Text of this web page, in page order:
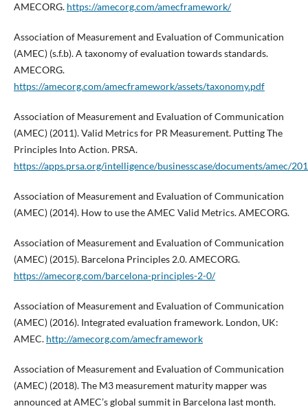
AMECORG. https://amecorg.com/amecframework/
Association of Measurement and Evaluation of Communication
(AMEC) (s.f.b). A taxonomy of evaluation towards standards.
AMECORG.
https://amecorg.com/amecframework/assets/taxonomy.pdf
Association of Measurement and Evaluation of Communication
(AMEC) (2011). Valid Metrics for PR Measurement. Putting The
Principles Into Action. PRSA.
https://apps.prsa.org/intelligence/businesscase/documents/amec/
Association of Measurement and Evaluation of Communication
(AMEC) (2014). How to use the AMEC Valid Metrics. AMECORG.
Association of Measurement and Evaluation of Communication
(AMEC) (2015). Barcelona Principles 2.0. AMECORG.
https://amecorg.com/barcelona-principles-2-0/
Association of Measurement and Evaluation of Communication
(AMEC) (2016). Integrated evaluation framework. London, UK:
AMEC. http://amecorg.com/amecframework
Association of Measurement and Evaluation of Communication
(AMEC) (2018). The M3 measurement maturity mapper was
announced at AMEC’s global summit in Barcelona last month.